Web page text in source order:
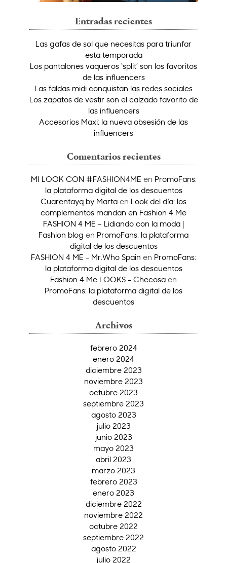
Entradas recientes
Las gafas de sol que necesitas para triunfar
esta temporada
Los pantalones vaqueros ‘split’ son los favoritos
de las influencers
Las faldas midi conquistan las redes sociales
Los zapatos de vestir son el calzado favorito de
las influencers
Accesorios Maxi: la nueva obsesión de las
influencers
Comentarios recientes
MI LOOK CON #FASHION4ME en PromoFans:
la plataforma digital de los descuentos
Cuarentayq by Marta en Look del día: los
complementos mandan en Fashion 4 Me
FASHION 4 ME – Lidiando con la moda |
Fashion blog en PromoFans: la plataforma
digital de los descuentos
FASHION 4 ME - Mr.Who Spain en PromoFans:
la plataforma digital de los descuentos
Fashion 4 Me LOOKS - Checosa en
PromoFans: la plataforma digital de los
descuentos
Archivos
febrero 2024
enero 2024
diciembre 2023
noviembre 2023
octubre 2023
septiembre 2023
agosto 2023
julio 2023
junio 2023
mayo 2023
abril 2023
marzo 2023
febrero 2023
enero 2023
diciembre 2022
noviembre 2022
octubre 2022
septiembre 2022
agosto 2022
julio 2022